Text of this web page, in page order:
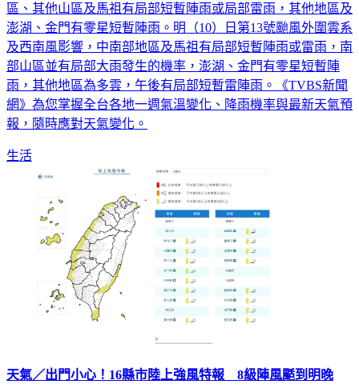
區、其他山區及馬祖有局部短暫陣雨或局部雷雨，其他地區及
澎湖、金門有零星短暫陣雨。明（10）日第13號颱風外圍雲系
及西南風影響，中南部地區及馬祖有局部短暫陣雨或雷雨，南
部山區並有局部大雨發生的機率，澎湖、金門有零星短暫陣
雨，其他地區為多雲，午後有局部短暫雷陣雨。《TVBS新聞
網》為您掌握全台各地一週氣溫變化、降雨機率與最新天氣預
報，隨時應對天氣變化。
生活
天氣／出門小心！16縣市陸上強風特報 8級陣風颳到明晚